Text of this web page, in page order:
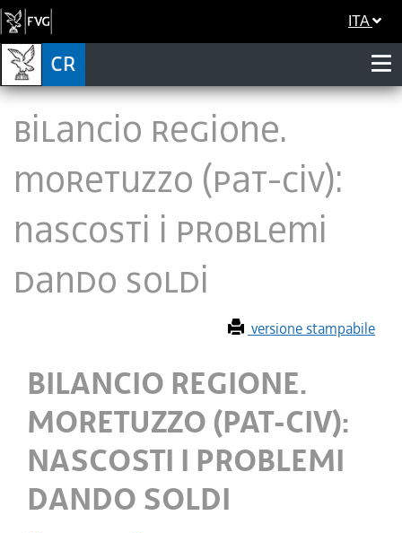
ITA
BILANCIO REGIONE.
MORETUZZO (PAT-CIV):
NASCOSTI I PROBLEMI
DANDO SOLDI
versione stampabile
BILANCIO REGIONE.
MORETUZZO (PAT-CIV):
NASCOSTI I PROBLEMI
DANDO SOLDI